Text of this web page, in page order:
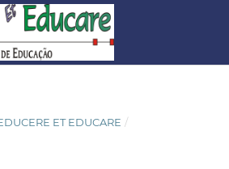
ET EDUCARE /